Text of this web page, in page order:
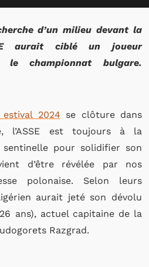
d’un milieu devant la
aurait ciblé un joueur
le championnat bulgare.
2024 se clôture dans
l’ASSE est toujours à la
sentinelle pour solidifier son
d’être révélée par nos
polonaise. Selon leurs
aurait jeté son dévolu
ans), actuel capitaine de la
Razgrad.